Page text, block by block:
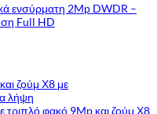
ενσύρματη 2Mp DWDR –
Full HD